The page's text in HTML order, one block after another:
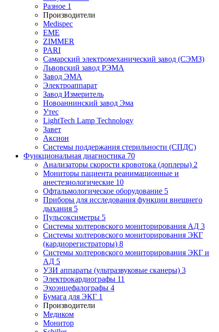
Разное 1
Производители
Medispec
EME
ZIMMER
PARI
Самарский электромеханический завод (СЭМЗ)
Львовский завод РЭМА
Завод ЭМА
Электроаппарат
Завод Измеритель
Новоаннинский завод Эма
Утес
LightTech Lamp Technology
Завет
Аксион
Системы поддержания стерильности (СПДС)
Функциональная диагностика 70
Анализаторы скорости кровотока (доплеры) 2
Мониторы пациента реанимационные и
анестезиологические 10
Офтальмологическое оборудование 5
Приборы для исследования функции внешнего
дыхания 5
Пульсоксиметры 5
Системы холтеровского мониторирования АД 3
Системы холтеровского мониторирования ЭКГ
(кардиорегистраторы) 8
Системы холтеровского мониторирования ЭКГ и
АД 5
УЗИ аппараты (ультразвуковые сканеры) 3
Электрокардиографы 11
Эхоэнцефалографы 4
Бумага для ЭКГ 1
Производители
Медиком
Монитор